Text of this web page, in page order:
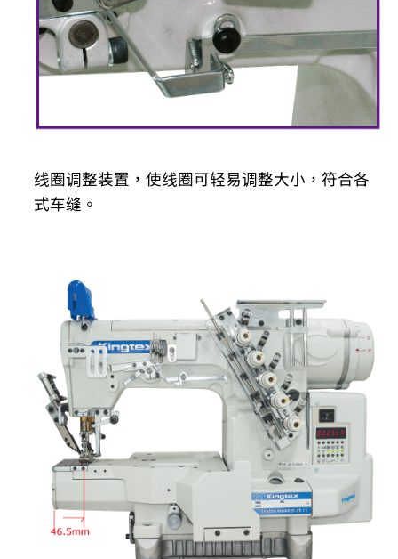
线圈调整装置，使线圈可轻易调整大小，符合各
式车缝。